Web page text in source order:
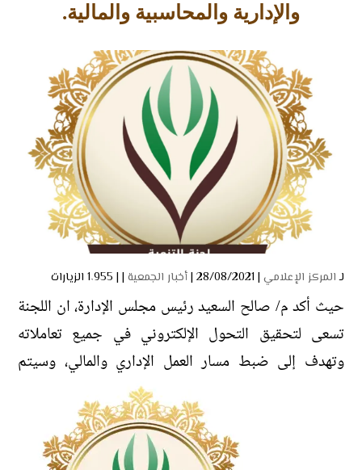
والإدارية والمحاسبية والمالية.
لـالمركز الإعلامي | 28/08/2021 | أخبار الجمعية | | 1٬955 الزيارات
حيث أكد م/ صالح السعيد رئيس مجلس الإدارة، ان اللجنة
تسعى لتحقيق التحول الإلكتروني في جميع تعاملاته
وتهدف إلى ضبط مسار العمل الإداري والمالي، وسيتم